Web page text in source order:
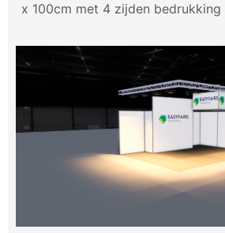
x 100cm met 4 zijden bedrukking